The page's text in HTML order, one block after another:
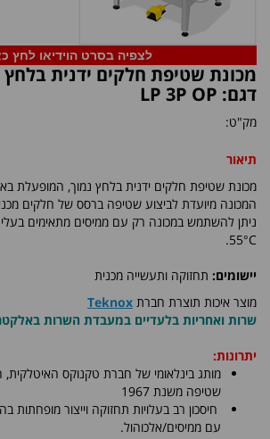
לצפיה בסרט הוידיאו לחץ
מכונת שטיפת חלקים ידנית בלחץ
דגם: LP 3P OP
מק"ט:
תיאור
מכונת שטיפת חלקים ידנית בלחץ נמוך, המופעלת
המכונה מיועדת לביצוע שטיפה ברסס של חלקים
ניתן להשתמש במכונה רק עם ממיסים מתאימים
55°C.
יישומים: תחזוקה ותעשייה מכנית
מוצר איכות תוצרת חברת Teknox
שרות ואחריות בלעדיים במעבדת השרות
יתרונות:
מותג בינלאומי של חברת טקנוקס
שטיפה משנת 1967
חיסכון רב בעלויות תחזוקה וייצור מופחתות
עם ממיסים/אלכוהול.